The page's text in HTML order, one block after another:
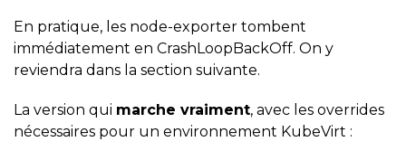
En pratique, les node-exporter tombent
immédiatement en CrashLoopBackOff. On y
reviendra dans la section suivante.
La version qui marche vraiment, avec les overrides
nécessaires pour un environnement KubeVirt :